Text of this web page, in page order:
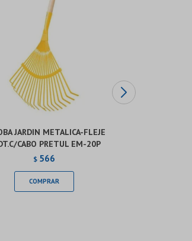
JARDIN METALICA-FLEJE
CABO PRETUL EM-20P
$ 566